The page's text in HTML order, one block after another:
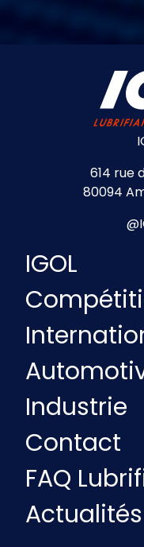
614 rue
80094
IGOL
Industrie
Contact
FAQ
Actualités